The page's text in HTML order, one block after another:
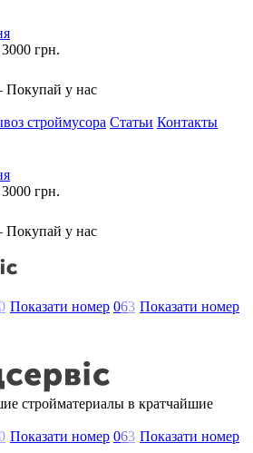
грн.
у нас
строймусора Статьи Контакты
грн.
у нас
Показати номер 063 Показати номер
стройматериалы в кратчайшие
Показати номер 063 Показати номер